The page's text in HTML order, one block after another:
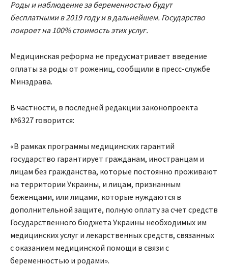
Роды и наблюдение за беременностью будут
бесплатными в 2019 году и в дальнейшем. Государство
покроет на 100% стоимость этих услуг.
Медицинская реформа не предусматривает введение
оплаты за роды от рожениц, сообщили в пресс-службе
Минздрава.
В частности, в последней редакции законопроекта
№6327 говорится:
«В рамках программы медицинских гарантий
государство гарантирует гражданам, иностранцам и
лицам без гражданства, которые постоянно проживают
на территории Украины, и лицам, признанным
беженцами, или лицами, которые нуждаются в
дополнительной защите, полную оплату за счет средств
Государственного бюджета Украины необходимых им
медицинских услуг и лекарственных средств, связанных
с оказанием медицинской помощи в связи с
беременностью и родами».